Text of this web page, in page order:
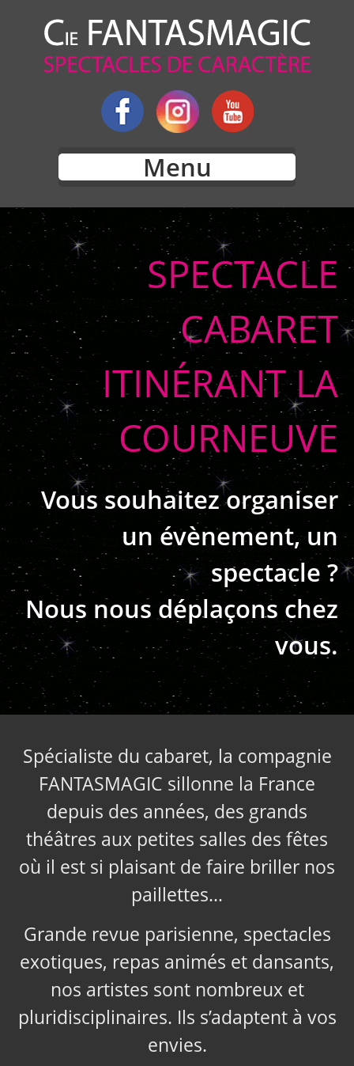
Menu
SPECTACLE
CABARET
ITINÉRANT LA
COURNEUVE
Vous souhaitez organiser
un évènement, un
spectacle ?
Nous nous déplaçons chez
vous.
Spécialiste du cabaret, la compagnie
FANTASMAGIC sillonne la France
depuis des années, des grands
théâtres aux petites salles des fêtes
où il est si plaisant de faire briller nos
paillettes…
Grande revue parisienne, spectacles
exotiques, repas animés et dansants,
nos artistes sont nombreux et
pluridisciplinaires. Ils s’adaptent à vos
envies.